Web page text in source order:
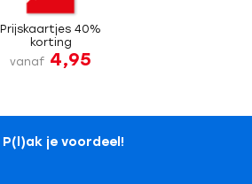
Prijskaartjes 40%
korting
vanaf 4,95
P(l)ak je voordeel!